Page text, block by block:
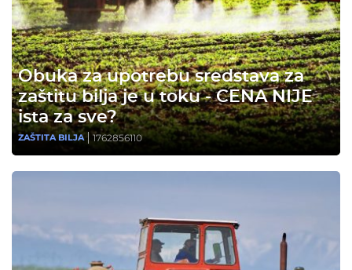
Obuka za upotrebu sredstava za
zaštitu bilja je u toku - CENA NIJE
ista za sve?
ZAŠTITA BILJA 1762856110